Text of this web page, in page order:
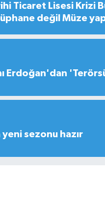
Ticaret Lisesi Krizi
değil Müze
Erdoğan'dan
sezonu hazır